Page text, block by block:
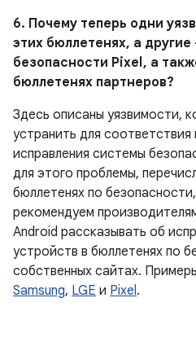
6. Почему теперь одни
этих бюллетенях, а другие
безопасности Pixel , а
бюллетенях партнеров?
Здесь описаны уязвимости,
устранить для
исправления системы
для этого проблемы,
бюллетенях по
рекомендуем
Android рассказывать об
устройств в бюллетенях по
собственных сайтах.
Samsung, LGE и Pixel.